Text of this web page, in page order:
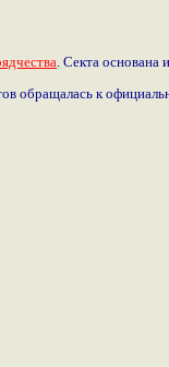
. Секта основана
обращалась к